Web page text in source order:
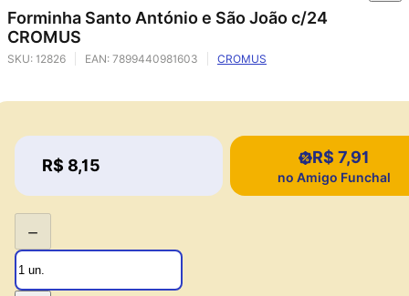
Forminha Santo António e São João c/24
CROMUS
SKU: 12826 EAN: 7899440981603 CROMUS
Price:
R$ 8,15 Price:
R$ 7,91
no Amigo Funchal
−